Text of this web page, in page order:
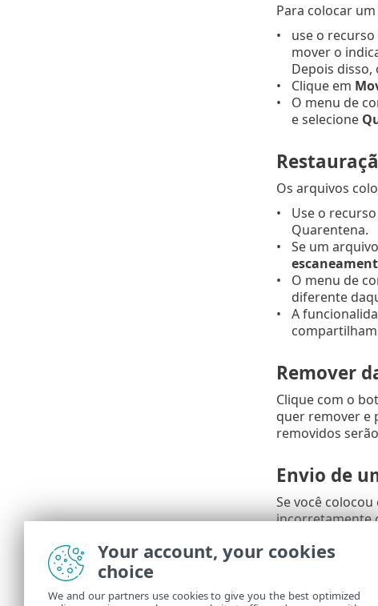
Para colocar
use o
mover o
Depois
Clique em
O menu de
e selecione
Os arquivos
Use o recurso
Quarentena.
Se um
O menu de
diferente
A
Remover
Clique com o
quer remover e
removidos
Envio de
Se você
incorretamente
amostra para
nele e selecione
Os
Your account, your cookies
choice
We and our partners use cookies to give you the best optimized